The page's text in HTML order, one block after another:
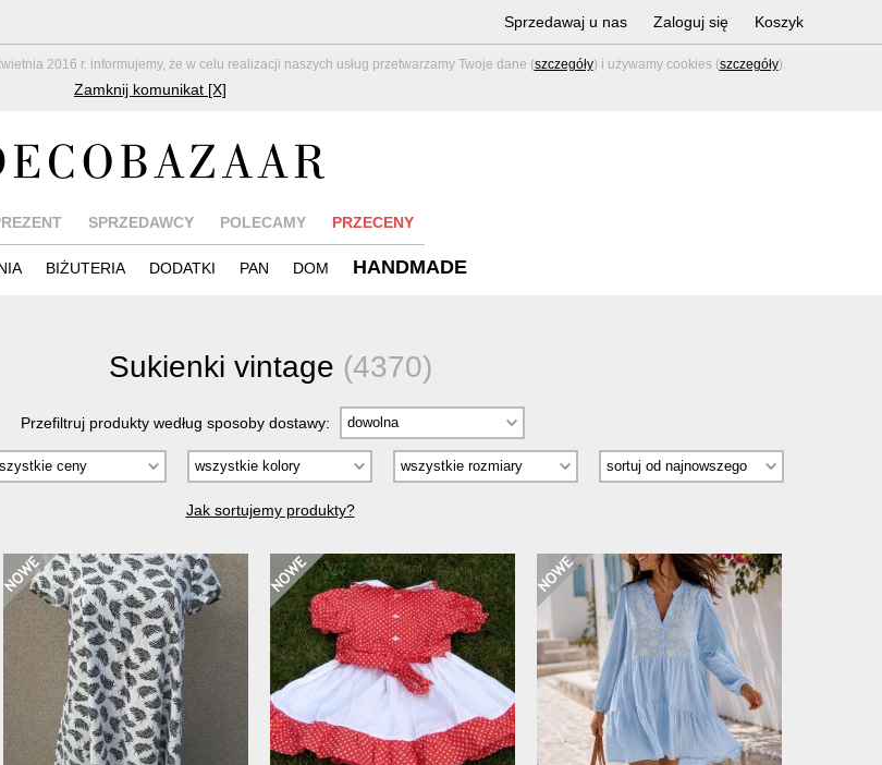
2016 r. informujemy, że w celu realizacji naszych usług przetwarzamy Twoje dane (szczegóły) i używamy cookies (szczegóły).
Zamknij komunikat [X]
Sprzedawaj u nas Zaloguj się Koszyk
SPRZEDAWCY POLECAMY PRZECENY
BIŻUTERIA DODATKI PAN DOM HANDMADE
Sukienki vintage (4370)
Przefiltruj produkty według sposoby dostawy:
Jak sortujemy produkty?